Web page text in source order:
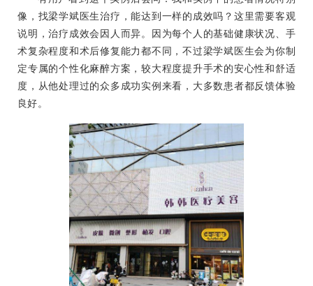
像，找梁学斌医生治疗，能达到一样的成效吗？这里需要客观
说明，治疗成效会因人而异。因为每个人的基础健康状况、手
术复杂程度和术后修复能力都不同，不过梁学斌医生会为你制
定专属的个性化麻醉方案，较大程度提升手术的安心性和舒适
度，从他处理过的众多成功实例来看，大多数患者都反馈体验
良好。